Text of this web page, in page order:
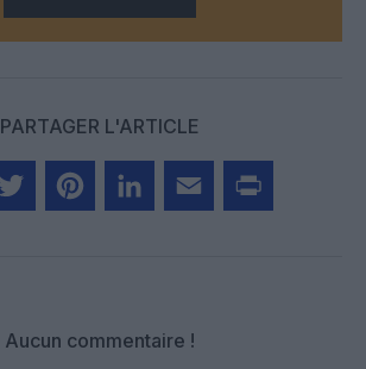
PARTAGER L'ARTICLE
Aucun commentaire !